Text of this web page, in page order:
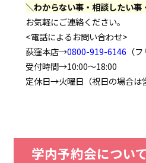
＼わからない事・相談したい事
お気軽にご連絡ください。
<電話によるお問い合わせ>
荻窪本店→0800-919-6146 （
受付時間→10:00～18:00
定休日→火曜日（祝日の場合は
学内予約会について